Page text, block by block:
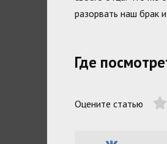
разорвать наш брак
Где
Оцените статью